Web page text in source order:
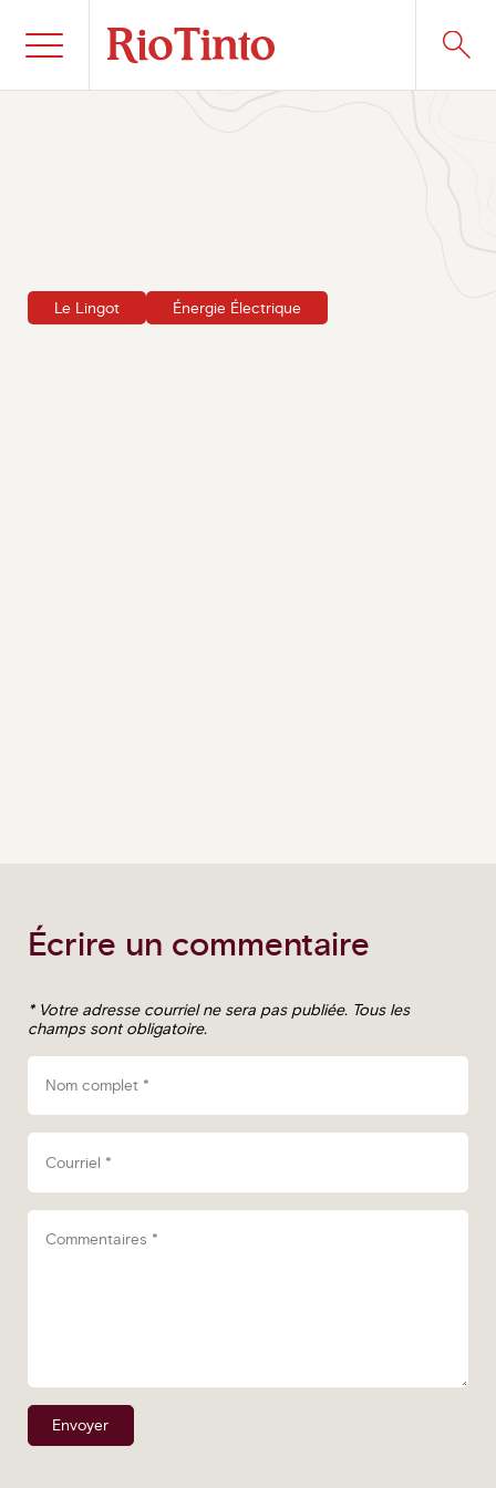
Le Lingot Énergie Électrique
Écrire un commentaire
* Votre adresse courriel ne sera pas publiée. Tous les
champs sont obligatoire.
Nom complet *
Courriel *
Commentaires *
Envoyer